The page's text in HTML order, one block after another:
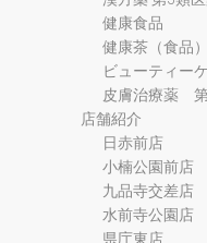
健康食品
健康茶（食品）
ビューティー
皮膚治療薬
店舗紹介
日赤前店
小楠公園前店
九品寺交差店
水前寺公園店
県庁東店